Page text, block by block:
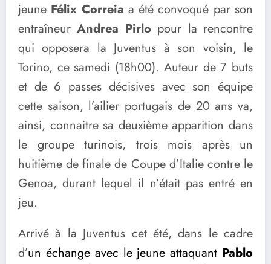
jeune Félix Correia a été convoqué par son
entraîneurAndrea Pirlo pour la rencontre
qui opposera la Juventus à son voisin, le
Torino, ce samedi (18h00). Auteur de 7 buts
et de 6 passes décisives avec son équipe
cette saison, l’ailier portugais de 20 ans va,
ainsi, connaitre sa deuxième apparition dans
le groupe turinois, trois mois après un
huitième de finale de Coupe d’Italie contre le
Genoa, durant lequel il n’était pas entré en
jeu.
Arrivé à la Juventus cet été, dans le cadre
d’un échange avec le jeune attaquant Pablo